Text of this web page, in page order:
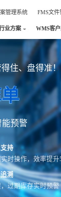
管理系统 FMS文
业方案 WMS客
住、盘得准！
能预警
持
时操作，效率提升
溯
过期库存实时预警